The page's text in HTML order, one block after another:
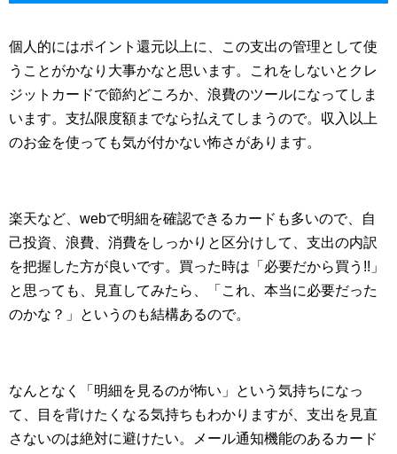
個人的にはポイント還元以上に、この支出の管理として使
うことがかなり大事かなと思います。これをしないとクレ
ジットカードで節約どころか、浪費のツールになってしま
います。支払限度額までなら払えてしまうので。収入以上
のお金を使っても気が付かない怖さがあります。
楽天など、webで明細を確認できるカードも多いので、自
己投資、浪費、消費をしっかりと区分けして、支出の内訳
を把握した方が良いです。買った時は「必要だから買う!!」
と思っても、見直してみたら、「これ、本当に必要だった
のかな？」というのも結構あるので。
なんとなく「明細を見るのが怖い」という気持ちになっ
て、目を背けたくなる気持ちもわかりますが、支出を見直
さないのは絶対に避けたい。メール通知機能のあるカード